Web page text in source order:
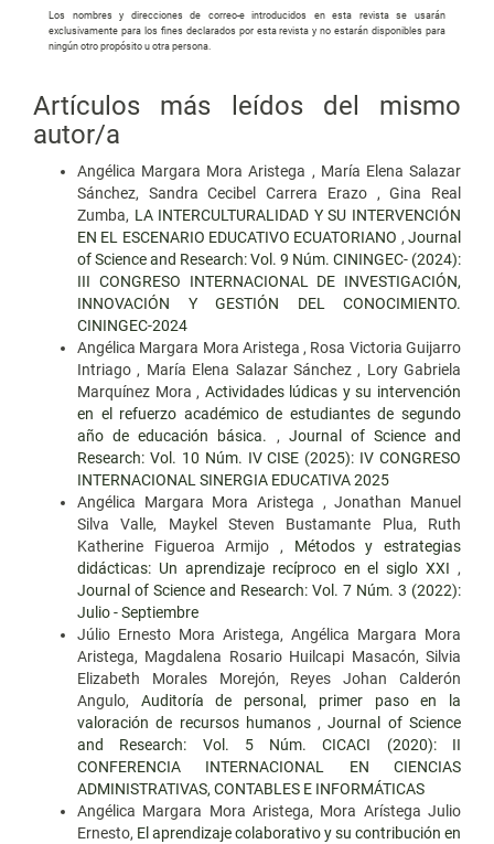
Los nombres y direcciones de correo-e introducidos en esta revista se usarán
exclusivamente para los fines declarados por esta revista y no estarán disponibles para
ningún otro propósito u otra persona.
Artículos más leídos del mismo
autor/a
Angélica Margara Mora Aristega , María Elena Salazar
Sánchez, Sandra Cecibel Carrera Erazo , Gina Real
Zumba, LA INTERCULTURALIDAD Y SU INTERVENCIÓN
EN EL ESCENARIO EDUCATIVO ECUATORIANO ,Journal
of Science and Research: Vol. 9 Núm. CININGEC- (2024):
III CONGRESO INTERNACIONAL DE INVESTIGACIÓN,
INNOVACIÓN Y GESTIÓN DEL CONOCIMIENTO.
CININGEC-2024
Angélica Margara Mora Aristega , Rosa Victoria Guijarro
Intriago , María Elena Salazar Sánchez , Lory Gabriela
Marquínez Mora , Actividades lúdicas y su intervención
en el refuerzo académico de estudiantes de segundo
año de educación básica. , Journal of Science and
Research: Vol. 10 Núm. IV CISE (2025): IV CONGRESO
INTERNACIONAL SINERGIA EDUCATIVA 2025
Angélica Margara Mora Aristega , Jonathan Manuel
Silva Valle, Maykel Steven Bustamante Plua, Ruth
Katherine Figueroa Armijo , Métodos y estrategias
didácticas: Un aprendizaje recíproco en el siglo XXI ,
Journal of Science and Research: Vol. 7 Núm. 3 (2022):
Julio - Septiembre
Júlio Ernesto Mora Aristega, Angélica Margara Mora
Aristega, Magdalena Rosario Huilcapi Masacón, Silvia
Elizabeth Morales Morejón, Reyes Johan Calderón
Angulo, Auditoría de personal, primer paso en la
valoración de recursos humanos,Journal of Science
and Research: Vol. 5 Núm. CICACI (2020): II
CONFERENCIA INTERNACIONAL EN CIENCIAS
ADMINISTRATIVAS, CONTABLES E INFORMÁTICAS
Angélica Margara Mora Aristega, Mora Arístega Julio
Ernesto, El aprendizaje colaborativo y su contribución en